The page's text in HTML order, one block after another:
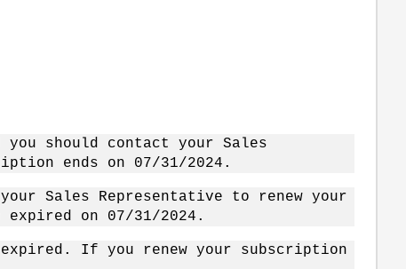
you should contact your Sales
ends on 07/31/2024.
your Sales Representative to renew your
on 07/31/2024.
expired. If you renew your subscription